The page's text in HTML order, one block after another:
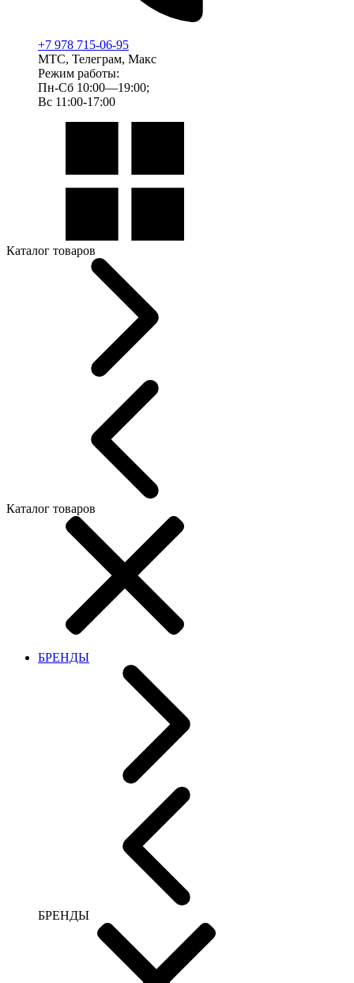
+7 978 715-06-95
МТС, Телеграм, Макс
Режим работы:
Пн-Сб 10:00—19:00;
Вс 11:00-17:00
Каталог товаров
Каталог товаров
БРЕНДЫ
БРЕНДЫ